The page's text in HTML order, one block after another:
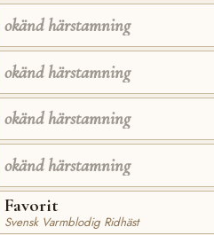
okänd härstamning
okänd härstamning
okänd härstamning
okänd härstamning
Favorit
Svensk Varmblodig Ridhäst